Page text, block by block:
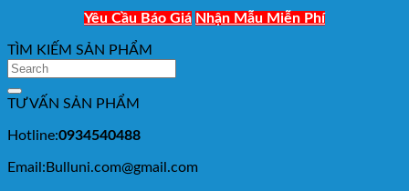
Yêu Cầu Báo Giá Nhận Mẫu Miễn Phí
TÌM KIẾM SẢN PHẨM
TƯ VẤN SẢN PHẨM
Hotline:0934540488
Email:Bulluni.com@gmail.com